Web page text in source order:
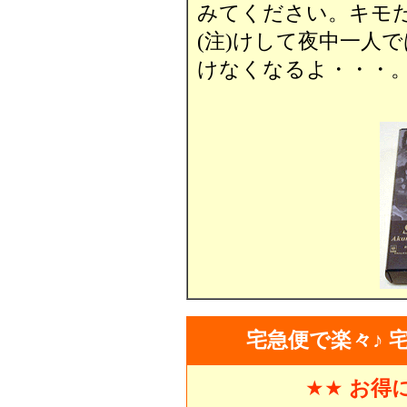
みてください。キモ
(注)けして夜中一人
けなくなるよ・・・
宅急便で楽々♪
★★ お得